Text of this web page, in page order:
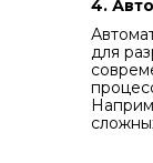
4.
для